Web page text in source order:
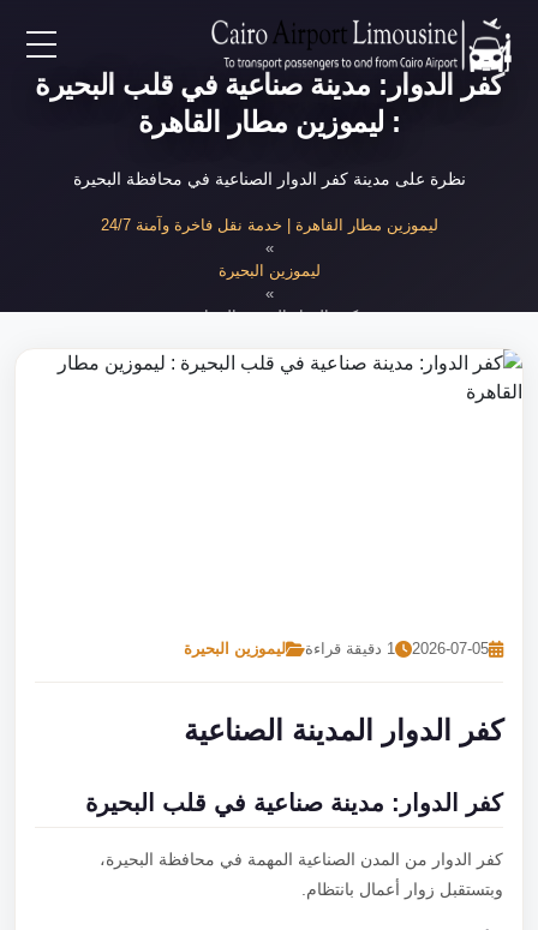
EN
خدمات المطار
نحن
كفر الدوار: مدينة صناعية في قلب البحيرة
: ليموزين مطار القاهرة
نظرة على مدينة كفر الدوار الصناعية في محافظة البحيرة
ليموزين مطار القاهرة | خدمة نقل فاخرة وآمنة 24/7
ليموزين البحيرة
كفر الدوار المدينة الصناعية
2026-07-05 1 دقيقة قراءة ليموزين البحيرة
كفر الدوار المدينة الصناعية
كفر الدوار: مدينة صناعية في قلب البحيرة
كفر الدوار من المدن الصناعية المهمة في محافظة البحيرة،
وبتستقبل زوار أعمال بانتظام.